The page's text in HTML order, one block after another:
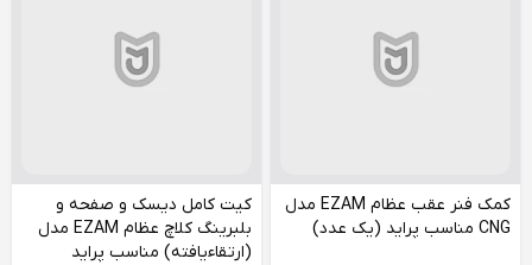
کمک فنر عقب عظام EZAM مدل
CNG مناسب پراید (یک عدد)
کیت کامل دیسک و صفحه و
بلبرینگ کلاچ عظام EZAM مدل
(ارتقاءیافته) مناسب پراید